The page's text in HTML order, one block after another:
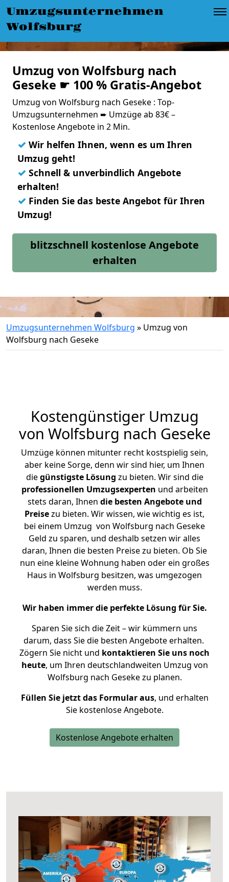
Umzugsunternehmen
Wolfsburg
Umzug von Wolfsburg nach
Geseke ☛ 100 % Gratis-Angebot
Umzug von Wolfsburg nach Geseke : Top-
Umzugsunternehmen ➨ Umzüge ab 83€ –
Kostenlose Angebote in 2 Min.
✓ Wir helfen Ihnen, wenn es um Ihren
Umzug geht!
✓ Schnell & unverbindlich Angebote
erhalten!
✓ Finden Sie das beste Angebot für Ihren
Umzug!
blitzschnell kostenlose Angebote
erhalten
Umzugsunternehmen Wolfsburg » Umzug von
Wolfsburg nach Geseke
Kostengünstiger Umzug
von Wolfsburg nach Geseke
Umzüge können mitunter recht kostspielig sein,
aber keine Sorge, denn wir sind hier, um Ihnen
diegünstigste Lösung zu bieten. Wir sind die
professionellen Umzugsexperten und arbeiten
stets daran, Ihnen die besten Angebote und
Preisezu bieten. Wir wissen, wie wichtig es ist,
bei einem Umzug von Wolfsburg nach Geseke
Geld zu sparen, und deshalb setzen wir alles
daran, Ihnen die besten Preise zu bieten. Ob Sie
nun eine kleine Wohnung haben oder ein großes
Haus in Wolfsburg besitzen, was umgezogen
werden muss.
Wir haben immer die perfekte Lösung für Sie.
Sparen Sie sich die Zeit – wir kümmern uns
darum, dass Sie die besten Angebote erhalten.
Zögern Sie nicht und kontaktieren Sie uns noch
heute, um Ihren deutschlandweiten Umzug von
Wolfsburg nach Geseke zu planen.
Füllen Sie jetzt das Formular aus, und erhalten
Sie kostenlose Angebote.
Kostenlose Angebote erhalten